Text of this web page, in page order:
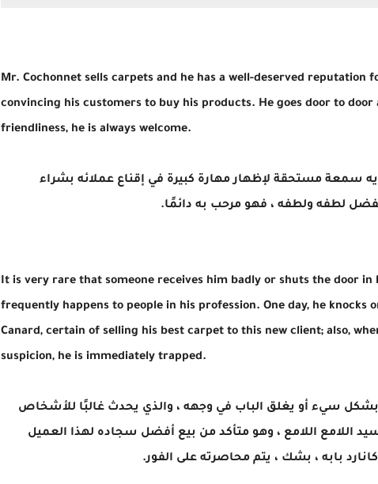
Mr. Cochonnet sells carpets and he has a well-deserved reputation
convincing his customers to buy his products. He goes door to door
friendliness, he is always welcome.
سمعة مستحقة لإظهار مهارة كبيرة في إقناع عملائه بشراء
لطفه ولطفه ، فهو مرحب به دائمًا.
It is very rare that someone receives him badly or shuts the door in
frequently happens to people in his profession. One day, he knocks
Canard, certain of selling his best carpet to this new client; also,
suspicion, he is immediately trapped.
سيء أو يغلق الباب في وجهه ، والذي يحدث غالبًا للأشخاص
اللامع اللامع ، وهو متأكد من بيع أفضل سجاده لهذا العميل
بابه ، بشك ، يتم محاصرته على الفور.